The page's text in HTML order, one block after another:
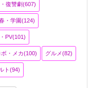
復讐劇(607)
・学園(124)
PV(101)
・メカ(100) グルメ(82)
ト(94)